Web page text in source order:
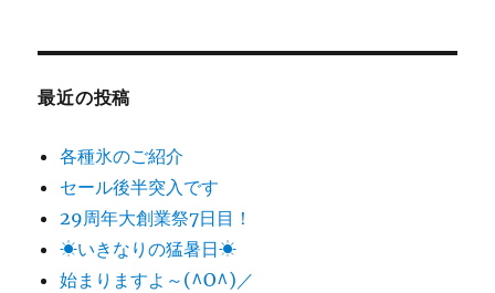
最近の投稿
各種氷のご紹介
セール後半突入です
29周年大創業祭7日目！
☀いきなりの猛暑日☀
始まりますよ～(^O^)／